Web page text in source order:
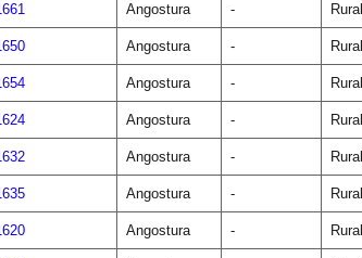
Angostura - Rural
Angostura - Rural
Angostura - Rural
Angostura - Rural
Angostura - Rural
Angostura - Rural
Angostura - Rural